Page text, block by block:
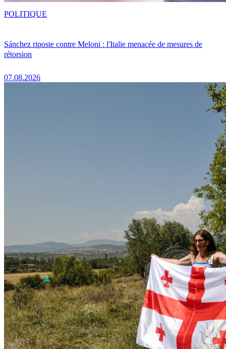
Sánchez riposte contre Meloni : l'Italie menacée de mesures de
rétorsion
07.08.2026
POLITIQUE